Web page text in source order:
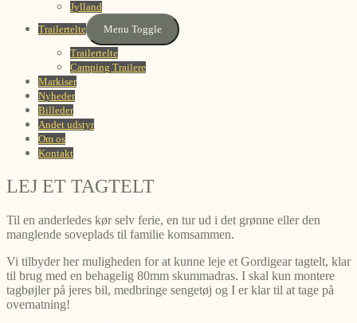
Jylland
Trailertelte
Menu Toggle
Trailertelte
Camping Trailere
Markiser
Nyheder
Billeder
Andet udstyr
Om os
Kontakt
LEJ ET TAGTELT
Til en anderledes kør selv ferie, en tur ud i det grønne eller den
manglende soveplads til familie komsammen.
Vi tilbyder her muligheden for at kunne leje et Gordigear tagtelt, klar
til brug med en behagelig 80mm skummadras. I skal kun montere
tagbøjler på jeres bil, medbringe sengetøj og I er klar til at tage på
overnatning!